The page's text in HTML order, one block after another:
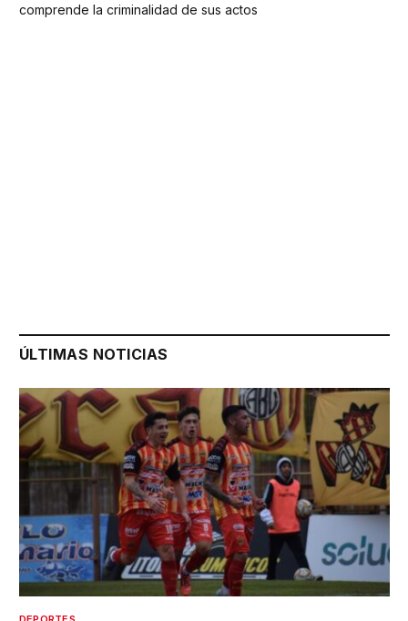
comprende la criminalidad de sus actos
ÚLTIMAS NOTICIAS